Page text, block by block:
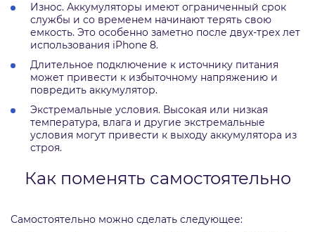
Износ. Аккумуляторы имеют ограниченный срок
службы и со временем начинают терять свою
емкость. Это особенно заметно после двух-трех лет
использования iPhone 8.
Длительное подключение к источнику питания
может привести к избыточному напряжению и
повредить аккумулятор.
Экстремальные условия. Высокая или низкая
температура, влага и другие экстремальные
условия могут привести к выходу аккумулятора из
строя.
Как поменять самостоятельно
Самостоятельно можно сделать следующее: